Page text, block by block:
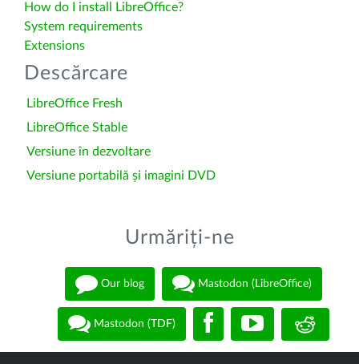
How do I install LibreOffice?
System requirements
Extensions
Descărcare
LibreOffice Fresh
LibreOffice Stable
Versiune în dezvoltare
Versiune portabilă și imagini DVD
Urmăriți-ne
Our blog Mastodon (LibreOffice)
Mastodon (TDF)